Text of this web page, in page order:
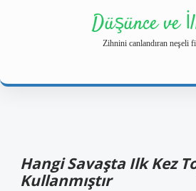
Düşünce ve
Zihnini canlandıran neşeli
Hangi Savaşta Ilk Kez
Kullanmıştır